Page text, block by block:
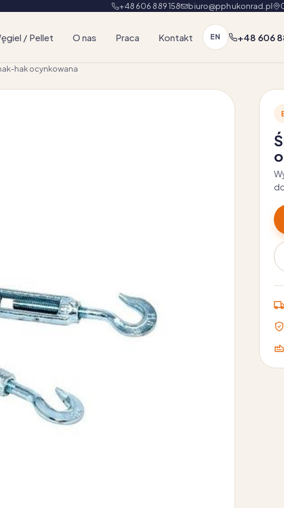
+48 606 889 158 biuro@pphukonrad.pl
/ Pellet O nas Praca Kontakt EN +48 606
hak ocynkowana